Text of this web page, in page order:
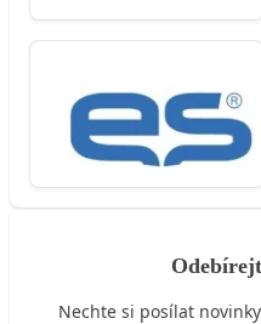
Nechte si posílat